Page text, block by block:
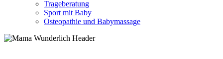
Trageberatung
Sport mit Baby
Osteopathie und Babymassage